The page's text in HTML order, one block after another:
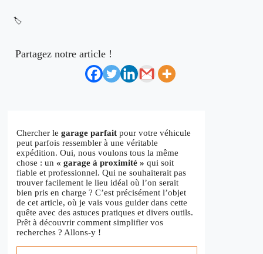
🏷️
Partagez notre article !
Chercher le garage parfait pour votre véhicule
peut parfois ressembler à une véritable
expédition. Oui, nous voulons tous la même
chose : un « garage à proximité » qui soit
fiable et professionnel. Qui ne souhaiterait pas
trouver facilement le lieu idéal où l’on serait
bien pris en charge ? C’est précisément l’objet
de cet article, où je vais vous guider dans cette
quête avec des astuces pratiques et divers outils.
Prêt à découvrir comment simplifier vos
recherches ? Allons-y !